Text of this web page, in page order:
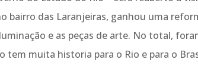
bairro das Laranjeiras, ganhou uma
e as peças de arte. No total,
tem muita historia para o Rio e para o